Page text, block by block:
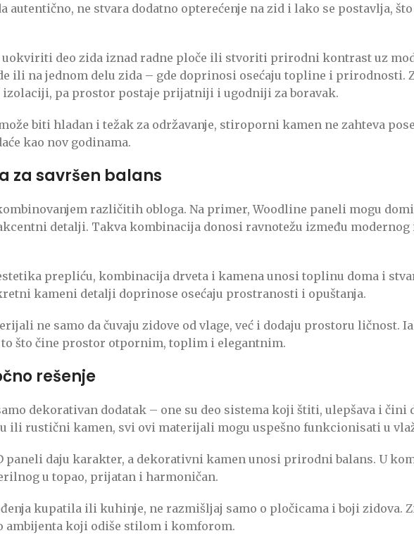
ne stvara dodatno opterećenje na zid i lako se postavlja,
deo zida iznad radne ploče ili stvoriti prirodni kontrast uz
ili na jednom delu zida – gde doprinosi osećaju topline i
pa prostor postaje prijatniji i ugodniji za boravak.
biti hladan i težak za održavanje, stiroporni kamen ne zahteva
kao nov godinama.
za savršen balans
različitih obloga. Na primer, Woodline paneli mogu
detalji. Takva kombinacija donosi ravnotežu između
prepliću, kombinacija drveta i kamena unosi toplinu doma i
kameni detalji doprinose osećaju prostranosti i opuštanja.
ne samo da čuvaju zidove od vlage, već i dodaju prostoru
što čine prostor otpor­nim, toplim i elegantnim.
rešenje
dekorativan dodatak – one su deo sistema koji štiti, ulepšava i
ili rustični kamen, svi ovi materijali mogu uspešno funkcionisati u
paneli daju karakter, a dekorativni kamen unosi prirodni balans. U
u topao, prijatan i harmoničan.
kupatila ili kuhinje, ne razmišljaj samo o pločicama i boji zidova.
ambijenta koji odiše stilom i komforom.